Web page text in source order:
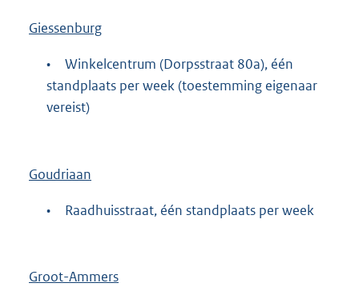
Giessenburg
•
Winkelcentrum (Dorpsstraat 80a), één
standplaats per week (toestemming eigenaar
vereist)
Goudriaan
• Raadhuisstraat, één standplaats per week
Groot-Ammers